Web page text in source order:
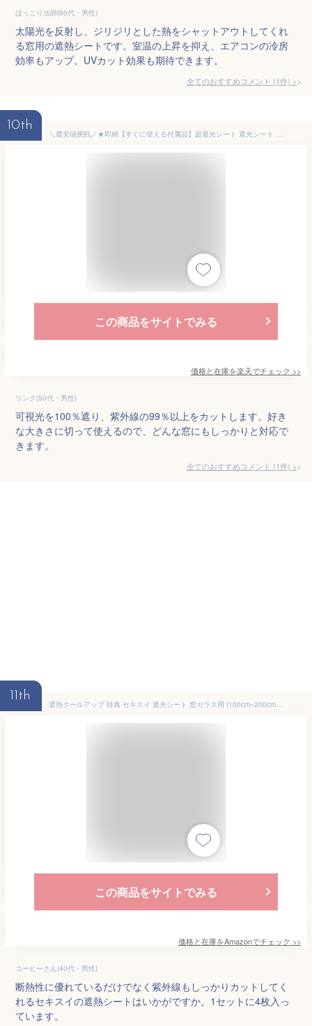
ほっこり法師(60代・男性)
太陽光を反射し、ジリジリとした熱をシャットアウトしてくれ
る窓用の遮熱シートです。室温の上昇を抑え、エアコンの冷房
効率もアップ。UVカット効果も期待できます。
全てのおすすめコメント (1件) >
10th
＼最安値挑戦／★即納【すぐに使える付属品】超遮光シート 遮光シート 遮光 窓 布 窓遮光シート 窓断熱シート 窓 UVカット 夏 紫外線遮断 窓ガラス 目隠しシート 日よけシート 遮熱シート 超遮光カーテン 遮光フィルム 日除けシート 遮光テープ シート 断熱シート 西日対策
この商品をサイトでみる
価格と在庫を楽天でチェック >>
リンク(50代・男性)
可視光を100％遮り、紫外線の99％以上をカットします。好き
な大きさに切って使えるので、どんな窓にもしっかりと対応で
きます。
全てのおすすめコメント (1件) >
11th
遮熱クールアップ 特典 セキスイ 遮光シート 窓ガラス用 (100cm×200cm) 4枚セット 熱中症対策 遮熱フィルム
この商品をサイトでみる
価格と在庫をAmazonでチェック >>
コーヒーさん(40代・男性)
断熱性に優れているだけでなく紫外線もしっかりカットしてく
れるセキスイの遮熱シートはいかがですか。1セットに4枚入っ
ています。